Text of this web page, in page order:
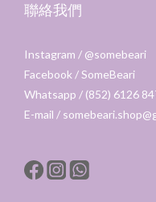
聯絡我們
Instagram / @somebeari
Facebook /SomeBeari
Whatsapp / (852) 6126
E-mail /